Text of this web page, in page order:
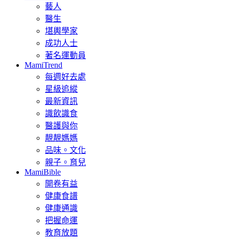
藝人
醫生
堪輿學家
成功人士
著名運動員
MamiTrend
每週好去處
星級追縱
最新資訊
識飲識食
醫護與你
靚靚媽媽
品味。文化
親子。育兒
MamiBible
開卷有益
健康食譜
健康通識
把握命運
教育放題